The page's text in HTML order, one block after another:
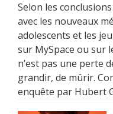
Selon les
avec les nouveaux
adolescents et les
sur MySpace ou sur
n’est pas une perte
grandir, de mûrir.
enquête par Hubert